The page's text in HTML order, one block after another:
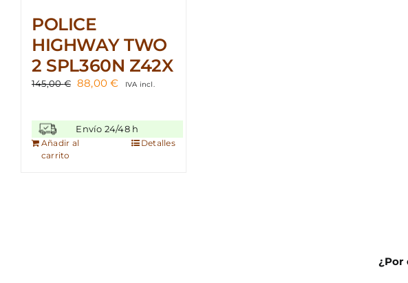
POLICE
HIGHWAY TWO
2 SPL360N Z42X
145,00€ El
era:
145,00 €.
88,00€El
es:
88,00 €.
IVA incl.
Envío 24/48 h
Añadir al
carrito
Detalles
¿Por